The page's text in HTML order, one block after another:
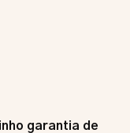
garantia de